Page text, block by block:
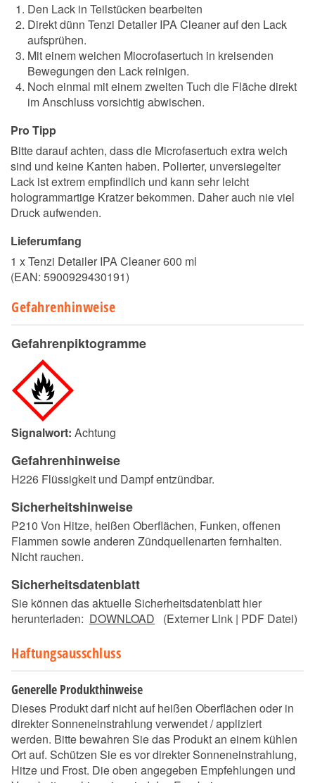
Den Lack in Teilstücken bearbeiten
Direkt dünn Tenzi Detailer IPA Cleaner auf den Lack
aufsprühen.
Mit einem weichen Miocrofasertuch in kreisenden
Bewegungen den Lack reinigen.
Noch einmal mit einem zweiten Tuch die Fläche direkt
im Anschluss vorsichtig abwischen.
Pro Tipp
Bitte darauf achten, dass die Microfasertuch extra weich
sind und keine Kanten haben. Polierter, unversiegelter
Lack ist extrem empfindlich und kann sehr leicht
hologrammartige Kratzer bekommen. Daher auch nie viel
Druck aufwenden.
Lieferumfang
1 x Tenzi Detailer IPA Cleaner 600 ml
(EAN: 5900929430191)
Gefahrenhinweise
Gefahrenpiktogramme
Signalwort: Achtung
Gefahrenhinweise
H226 Flüssigkeit und Dampf entzündbar.
Sicherheitshinweise
P210 Von Hitze, heißen Oberflächen, Funken, offenen
Flammen sowie anderen Zündquellenarten fernhalten.
Nicht rauchen.
Sicherheitsdatenblatt
Sie können das aktuelle Sicherheitsdatenblatt hier
herunterladen: DOWNLOAD (Externer Link | PDF Datei)
Haftungsausschluss
Generelle Produkthinweise
Dieses Produkt darf nicht auf heißen Oberflächen oder in
direkter Sonneneinstrahlung verwendet / appliziert
werden. Bitte bewahren Sie das Produkt an einem kühlen
Ort auf. Schützen Sie es vor direkter Sonneneinstrahlung,
Hitze und Frost. Die oben angegeben Empfehlungen und